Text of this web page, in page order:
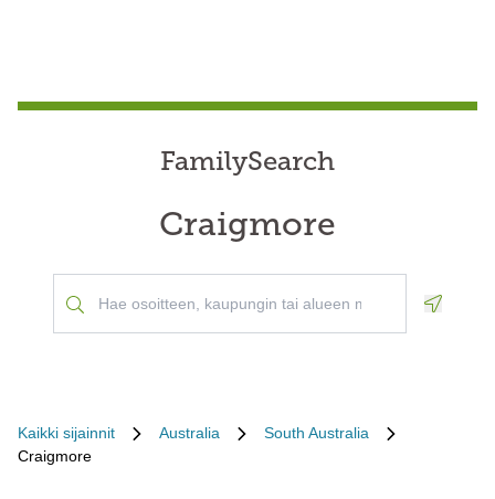
FamilySearch
Craigmore
Kaikki sijainnit Australia
South Australia
Craigmore